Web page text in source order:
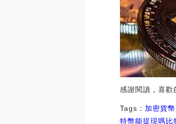
感謝閱讀，喜歡
Tags： 加密貨幣
特幣能提現嗎比